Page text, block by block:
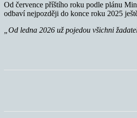
Od července příštího roku podle plánu
odbaví nejpozději do konce roku 2025
„Od ledna 2026 už pojedou všichni